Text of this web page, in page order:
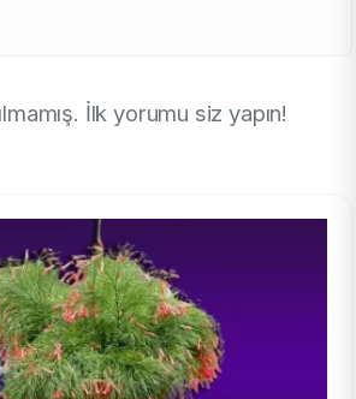
İlk yorumu siz yapın!